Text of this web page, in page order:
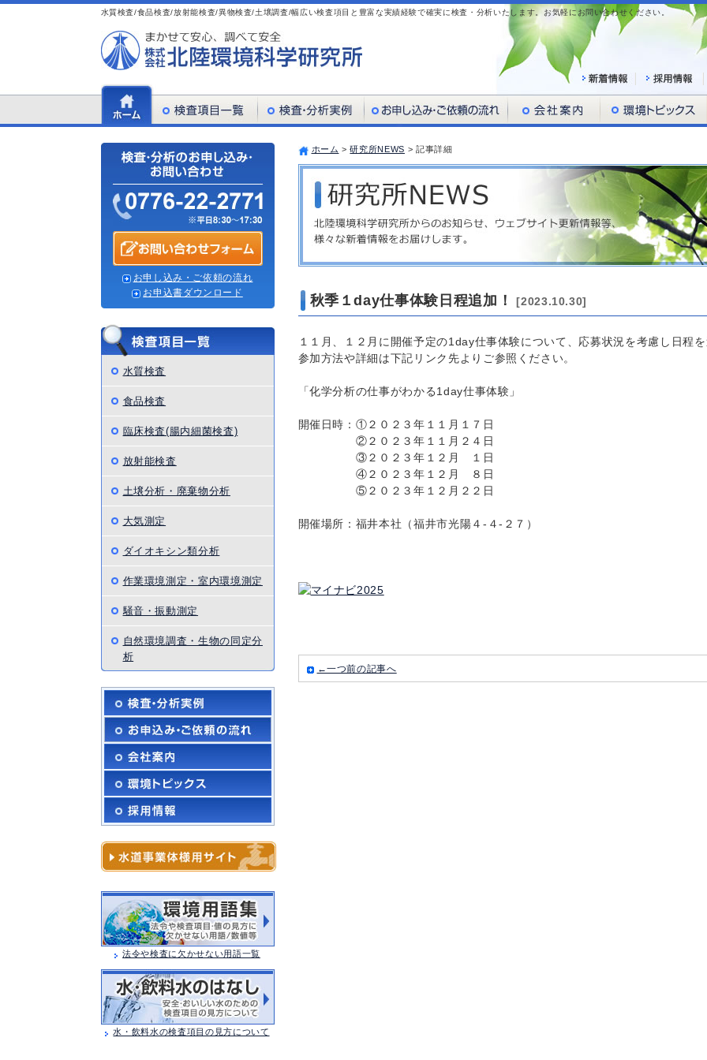
水質検査/食品検査/放射能検査/異物検査/土壌調査/幅広い検査項目と豊富な実績経験で確実に検査・分析いたします。お気軽にお問い合わせください。
ホーム >研究所NEWS > 記事詳細
秋季１day仕事体験日程追加！ [2023.10.30]
１１月、１２月に開催予定の1day仕事体験について、応募状況を考慮し日程を
参加方法や詳細は下記リンク先よりご参照ください。
「化学分析の仕事がわかる1day仕事体験」
開催日時：①２０２３年１１月１７日
②２０２３年１１月２４日
③２０２３年１２月 １日
④２０２３年１２月 ８日
⑤２０２３年１２月２２日
開催場所：福井本社（福井市光陽４-４-２７）
←一つ前の記事へ
お申し込み・ご依頼の流れ
お申込書ダウンロード
水質検査
食品検査
臨床検査(腸内細菌検査)
放射能検査
土壌分析・廃棄物分析
大気測定
ダイオキシン類分析
作業環境測定・室内環境測定
騒音・振動測定
自然環境調査・生物の同定分
析
法令や検査に欠かせない用語一覧
水・飲料水の検査項目の見方について